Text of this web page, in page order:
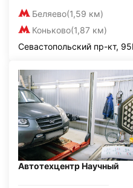
Беляево(1,59 км)
Коньково(1,87 км)
Севастопольский пр-кт,
Автотехцентр Научный